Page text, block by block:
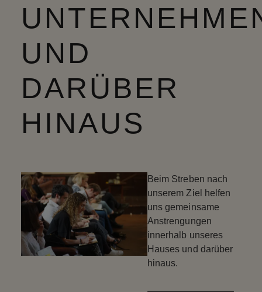
UND
DARÜBER
HINAUS
Beim Streben nach
unserem Ziel helfen
uns gemeinsame
Anstrengungen
innerhalb unseres
Hauses und darüber
hinaus.